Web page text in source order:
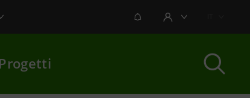
NOTIFICHEAREA UTENTE